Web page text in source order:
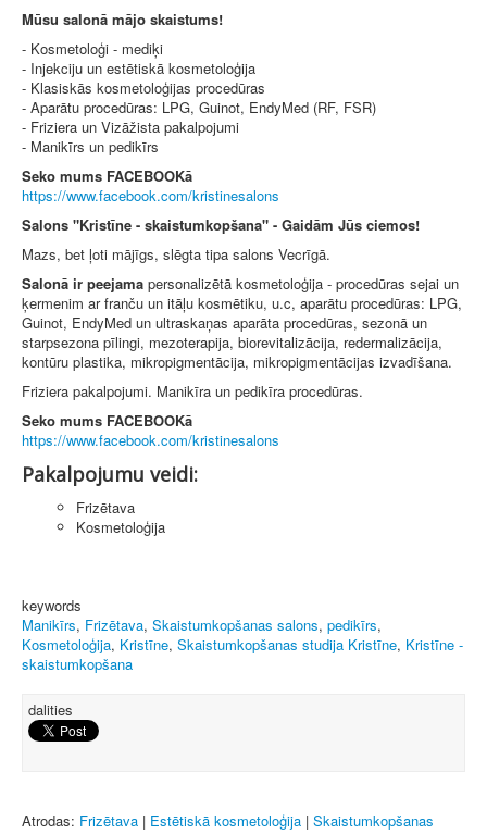
Mūsu salonā mājo skaistums!
- Kosmetoloģi - mediķi
- Injekciju un estētiskā kosmetoloģija
- Klasiskās kosmetoloģijas procedūras
- Aparātu procedūras: LPG, Guinot, EndyMed (RF, FSR)
- Friziera un Vizāžista pakalpojumi
- Manikīrs un pedikīrs
Seko mums FACEBOOKā
https://www.facebook.com/kristinesalons
Salons "Kristīne - skaistumkopšana" - Gaidām Jūs ciemos!
Mazs, bet ļoti mājīgs, slēgta tipa salons Vecrīgā.
Salonā ir peejama personalizētā kosmetoloģija - procedūras sejai un
ķermenim ar franču un itāļu kosmētiku, u.c, aparātu procedūras: LPG,
Guinot, EndyMed un ultraskaņas aparāta procedūras, sezonā un
starpsezona pīlingi, mezoterapija, biorevitalizācija, redermalizācija,
kontūru plastika, mikropigmentācija, mikropigmentācijas izvadīšana.
Friziera pakalpojumi. Manikīra un pedikīra procedūras.
Seko mums FACEBOOKā
https://www.facebook.com/kristinesalons
Pakalpojumu veidi:
Frizētava
Kosmetoloģija
keywords
Manikīrs, Frizētava, Skaistumkopšanas salons, pedikīrs,
Kosmetoloģija, Kristīne, Skaistumkopšanas studija Kristīne, Kristīne -
skaistumkopšana
dalities
Atrodas: Frizētava | Estētiskā kosmetoloģija | Skaistumkopšanas